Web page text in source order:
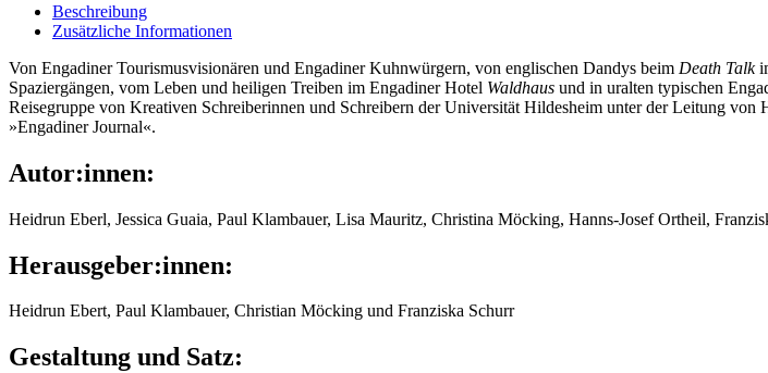
Beschreibung
Zusätzliche Informationen
Von Engadiner Tourismusvisionären und Engadiner Kuhnwürgern, von englischen Dandys beim Death Talk
Spaziergängen, vom Leben und heiligen Treiben im Engadiner Hotel Waldhaus und in uralten typischen
Reisegruppe von Kreativen Schreiberinnen und Schreibern der Universität Hildesheim unter der Leitung
»Engadiner Journal«.
Autor:innen:
Heidrun Eberl, Jessica Guaia, Paul Klambauer, Lisa Mauritz, Christina Möcking, Hanns-Josef Ortheil,
Herausgeber:innen:
Heidrun Ebert, Paul Klambauer, Christian Möcking und Franziska Schurr
Gestaltung und Satz: